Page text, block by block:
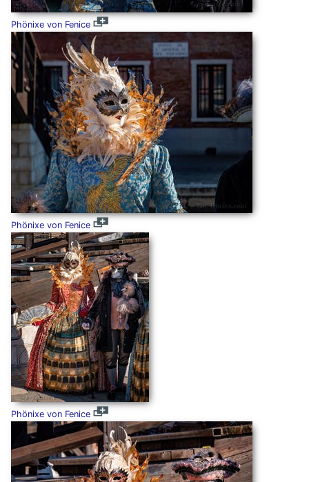
Phönixe von Fenice
Phönixe von Fenice
Phönixe von Fenice